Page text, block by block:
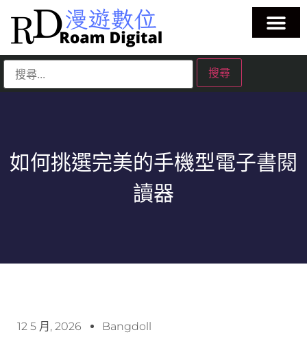
如何挑選完美的手機型電子書閱
讀器
12 5 月, 2026 Bangdoll